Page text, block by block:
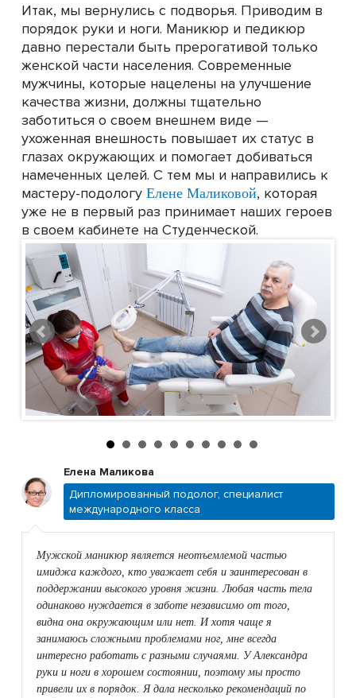
Итак, мы вернулись с подворья. Приводим в
порядок руки и ноги. Маникюр и педикюр
давно перестали быть прерогативой только
женской части населения. Современные
мужчины, которые нацелены на улучшение
качества жизни, должны тщательно
заботиться о своем внешнем виде —
ухоженная внешность повышает их статус в
глазах окружающих и помогает добиваться
намеченных целей. С тем мы и направились к
мастеру-подологу Елене Маликовой, которая
уже не в первый раз принимает наших героев
в своем кабинете на Студенческой.
Елена Маликова
Дипломированный подолог, специалист
международного класса
Мужской маникюр является неотъемлемой частью
имиджа каждого, кто уважает себя и заинтересован в
поддержании высокого уровня жизни. Любая часть тела
одинаково нуждается в заботе независимо от того,
видна она окружающим или нет. И хотя чаще я
занимаюсь сложными проблемами ног, мне всегда
интересно работать с разными случаями. У Александра
руки и ноги в хорошем состоянии, поэтому мы просто
привели их в порядок. Я дала несколько рекомендаций по